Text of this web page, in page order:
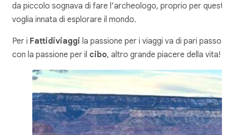
da piccolo sognava di fare l’archeologo, proprio per
voglia innata di esplorare il mondo.
Per i Fattidiviaggi la passione per i viaggi va di pari passo
con la passione per il cibo, altro grande piacere della vita!